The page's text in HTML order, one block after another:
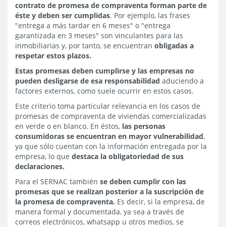
contrato de promesa de compraventa forman parte de
éste y deben ser cumplidas. Por ejemplo, las frases
"entrega a más tardar en 6 meses" o "entrega
garantizada en 3 meses" son vinculantes para las
inmobiliarias y, por tanto, se encuentran obligadas a
respetar estos plazos.
Estas promesas deben cumplirse y las empresas no
pueden desligarse de esa responsabilidad aduciendo a
factores externos, como suele ocurrir en estos casos.
Este criterio toma particular relevancia en los casos de
promesas de compraventa de viviendas comercializadas
en verde o en blanco. En éstos, las personas
consumidoras se encuentran en mayor vulnerabilidad,
ya que sólo cuentan con la información entregada por la
empresa, lo que destaca la obligatoriedad de sus
declaraciones.
Para el SERNAC también se deben cumplir con las
promesas que se realizan posterior a la suscripción de
la promesa de compraventa. Es decir, si la empresa, de
manera formal y documentada, ya sea a través de
correos electrónicos, whatsapp u otros medios, se